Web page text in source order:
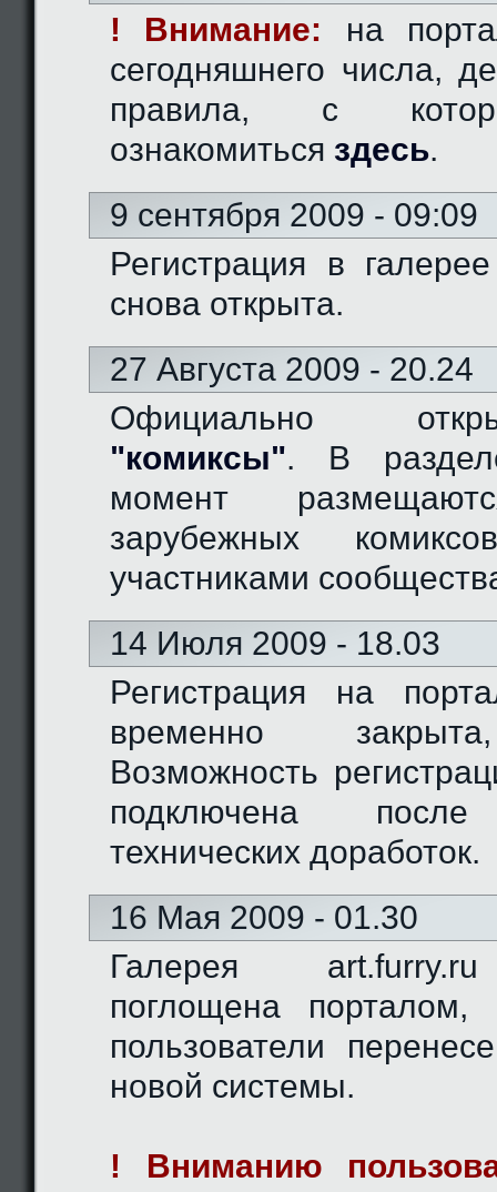
! Внимание: на
сегодняшнего числа,
правила, с
ознакомиться здесь.
9 сентября 2009 - 09:09
Регистрация в
снова открыта.
27 Августа 2009 - 20.24
Официально
"комиксы". В
момент
зарубежных
участниками
14 Июля 2009 - 18.03
Регистрация на
временно
Возможность
подключена после
технических доработок.
16 Мая 2009 - 01.30
Галерея
поглощена
пользователи
новой системы.
! Вниманию